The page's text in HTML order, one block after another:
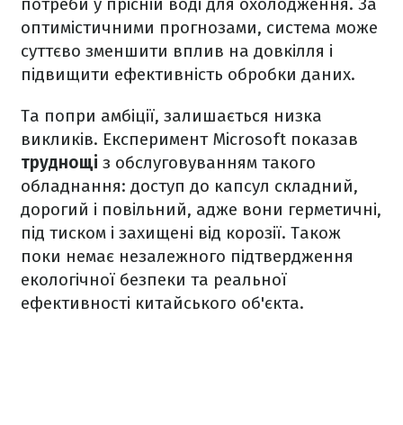
оптимістичними прогнозами, система може
суттєво зменшити вплив на довкілля і
підвищити ефективність обробки даних.
Та попри амбіції, залишається низка
викликів. Експеримент Microsoft показав
труднощі з обслуговуванням такого
обладнання: доступ до капсул складний,
дорогий і повільний, адже вони герметичні,
під тиском і захищені від корозії. Також
поки немає незалежного підтвердження
екологічної безпеки та реальної
ефективності китайського об'єкта.